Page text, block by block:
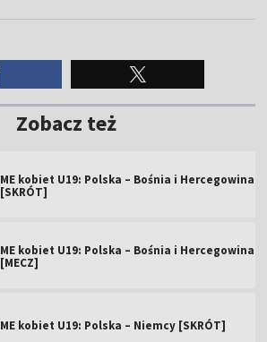
Zobacz też
ME kobiet U19: Polska – Bośnia i Hercegowina
[SKRÓT]
ME kobiet U19: Polska – Bośnia i Hercegowina
[MECZ]
ME kobiet U19: Polska – Niemcy [SKRÓT]